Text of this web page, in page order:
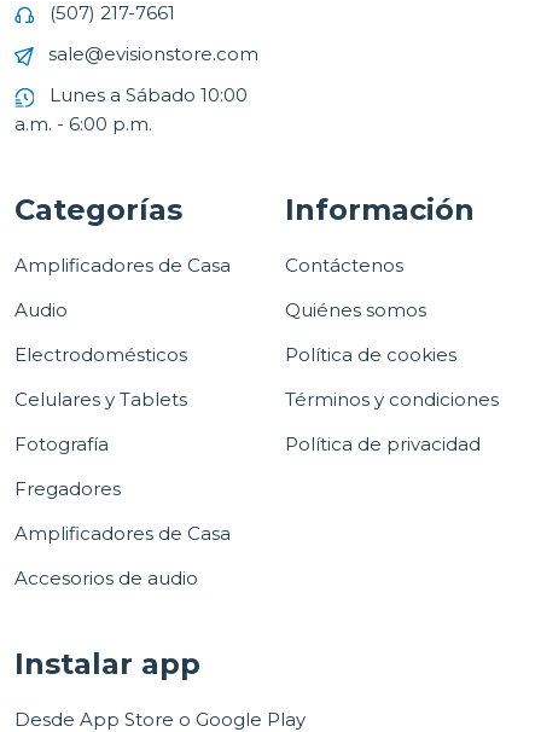
(507) 217-7661
sale@evisionstore.com
Lunes a Sábado 10:00
a.m. - 6:00 p.m.
Categorías
Amplificadores de Casa
Audio
Electrodomésticos
Celulares y Tablets
Fotografía
Fregadores
Amplificadores de Casa
Accesorios de audio
Información
Contáctenos
Quiénes somos
Política de cookies
Términos y condiciones
Política de privacidad
Instalar app
Desde App Store o Google Play